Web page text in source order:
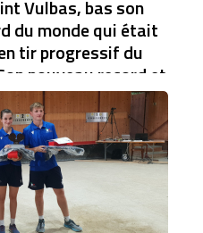
Vulbas, bas son
du monde qui était
tir progressif du
nouveau record et
à la coupe d'Europe
féminin.
EN TIR PROGRESSIF AVEC
du club de Saint Vulbas,
bas son...